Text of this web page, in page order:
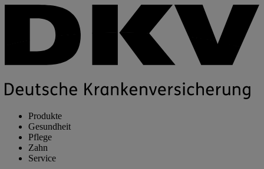
Produkte
Gesundheit
Pflege
Zahn
Service